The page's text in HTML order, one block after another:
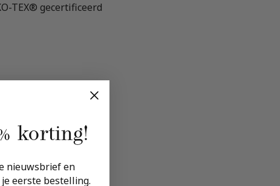
TEX® gecertificeerd
20%
en ontvang